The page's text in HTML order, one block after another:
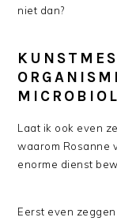
niet dan?
Laat ik ook even
waarom Rosanne
enorme dienst
Eerst even